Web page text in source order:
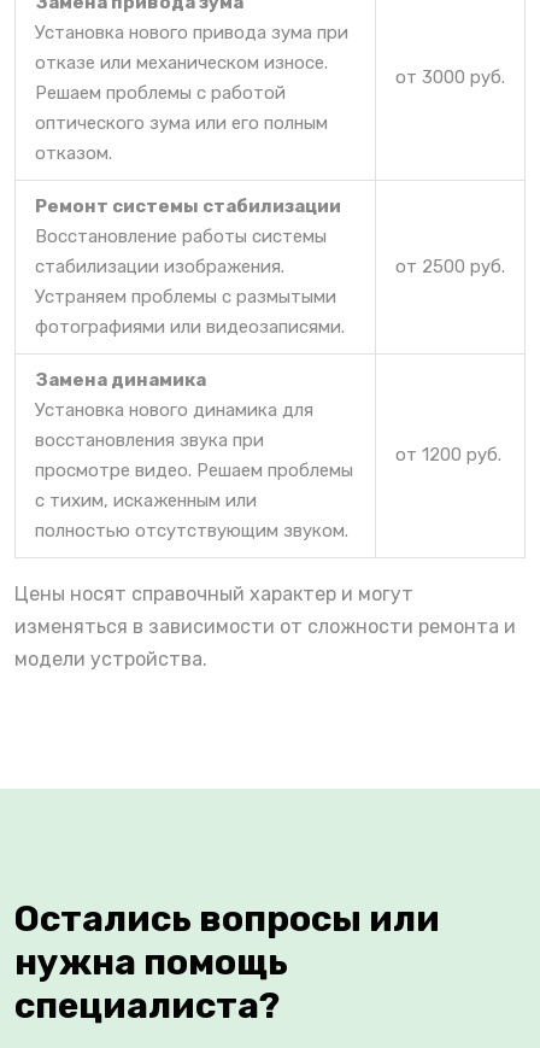
Установка нового привода зума при
отказе или механическом износе.
Решаем проблемы с работой
оптического зума или его полным
отказом.
от 3000 руб.
Ремонт системы стабилизации
Восстановление работы системы
стабилизации изображения.
Устраняем проблемы с размытыми
фотографиями или видеозаписями.
от 2500 руб.
Замена динамика
Установка нового динамика для
восстановления звука при
просмотре видео. Решаем проблемы
с тихим, искаженным или
полностью отсутствующим звуком.
от 1200 руб.
Цены носят справочный характер и могут
изменяться в зависимости от сложности ремонта и
модели устройства.
Остались вопросы или
нужна помощь
специалиста?